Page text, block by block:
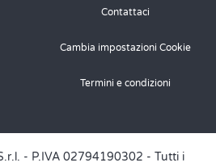
Contattaci
Cambia impostazioni Cookie
Termini e condizioni
- P.IVA 02794190302 - Tutti i